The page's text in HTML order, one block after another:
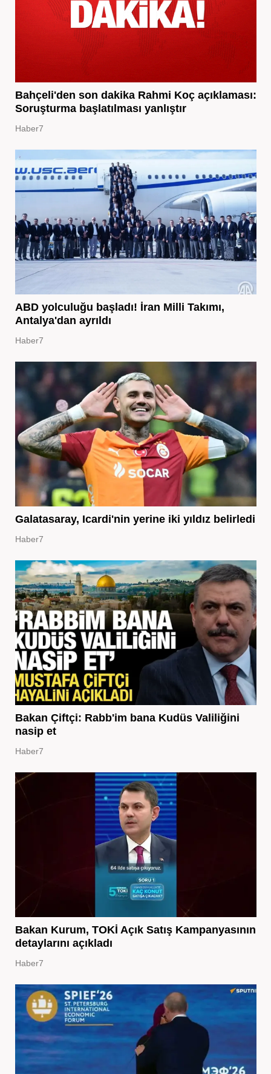
Bahçeli'den son dakika Rahmi Koç açıklaması:
Soruşturma başlatılması yanlıştır
Haber7
ABD yolculuğu başladı! İran Milli Takımı,
Antalya'dan ayrıldı
Haber7
Galatasaray, Icardi'nin yerine iki yıldız belirledi
Haber7
Bakan Çiftçi: Rabb'im bana Kudüs Valiliğini
nasip et
Haber7
Bakan Kurum, TOKİ Açık Satış Kampanyasının
detaylarını açıkladı
Haber7